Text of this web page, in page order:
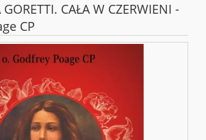
CAŁA W CZERWIENI -
CP